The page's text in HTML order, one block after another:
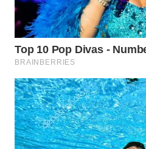
WN
BINTAN
MANDALIKA
WN
LIKUPANG